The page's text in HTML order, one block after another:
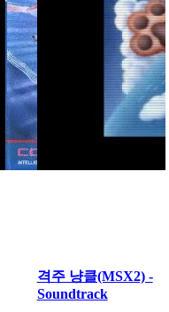
격주 냥클(MSX2) -
Soundtrack